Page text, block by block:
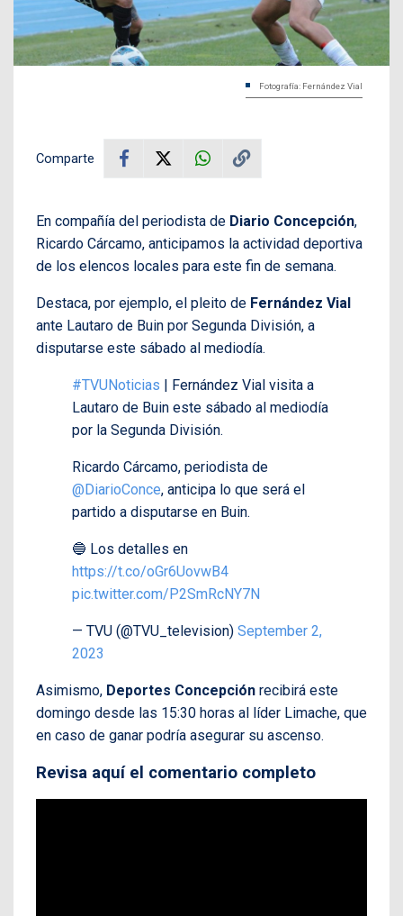
Fotografía: Fernández Vial
Comparte
En compañía del periodista de Diario Concepción,
Ricardo Cárcamo, anticipamos la actividad deportiva
de los elencos locales para este fin de semana.
Destaca, por ejemplo, el pleito de Fernández Vial
ante Lautaro de Buin por Segunda División, a
disputarse este sábado al mediodía.
#TVUNoticias | Fernández Vial visita a
Lautaro de Buin este sábado al mediodía
por la Segunda División.
Ricardo Cárcamo, periodista de
@DiarioConce, anticipa lo que será el
partido a disputarse en Buin.
🔵 Los detalles en
https://t.co/oGr6UovwB4
pic.twitter.com/P2SmRcNY7N
— TVU (@TVU_television) September 2,
2023
Asimismo, Deportes Concepción recibirá este
domingo desde las 15:30 horas al líder Limache, que
en caso de ganar podría asegurar su ascenso.
Revisa aquí el comentario completo